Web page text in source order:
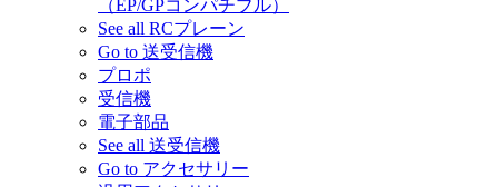
（EP/GPコンパチブル）
See all RCプレーン
Go to 送受信機
プロポ
受信機
電子部品
See all 送受信機
Go to アクセサリー